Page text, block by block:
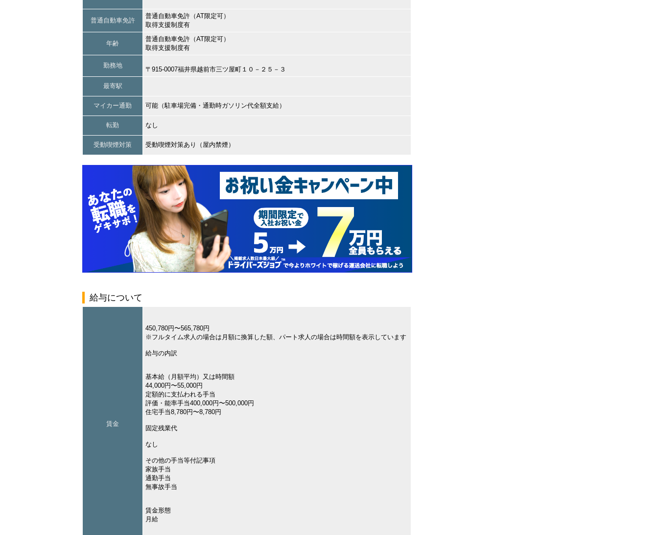
普通自動車免許
普通自動車免許（AT限定可）
取得支援制度有
年齢
普通自動車免許（AT限定可）
取得支援制度有
勤務地
〒915-0007福井県越前市三ツ屋町１０－２５－３
最寄駅
マイカー通勤 可能（駐車場完備・通勤時ガソリン代全額支給）
転勤 なし
受動喫煙対策 受動喫煙対策あり（屋内禁煙）
給与について
賃金
450,780円〜565,780円
※フルタイム求人の場合は月額に換算した額、パート求人の場合は時間額を表示しています
給与の内訳
基本給（月額平均）又は時間額
44,000円〜55,000円
定額的に支払われる手当
評価・能率手当400,000円〜500,000円
住宅手当8,780円〜8,780円
固定残業代
なし
その他の手当等付記事項
家族手当
通勤手当
無事故手当
賃金形態
月給